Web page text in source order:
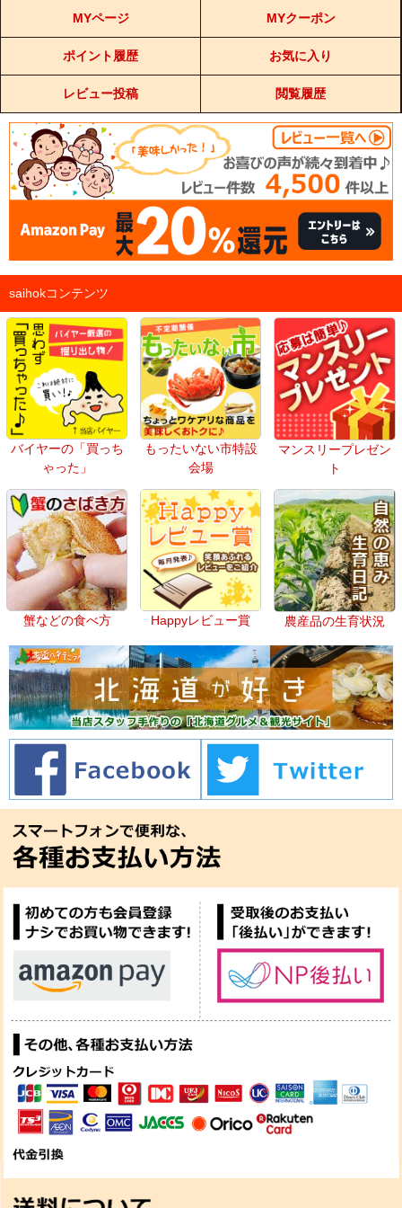
MYページ MYクーポン
ポイント履歴 お気に入り
レビュー投稿 閲覧履歴
saihokコンテンツ
バイヤーの「買っち
ゃった」
もったいない市特設
会場
マンスリープレゼン
ト
蟹などの食べ方 Happyレビュー賞 農産品の生育状況